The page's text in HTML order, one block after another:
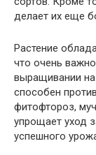
делает их еще
Растение
что очень
выращивании
способен
фитофтороз,
упрощает уход
успешного